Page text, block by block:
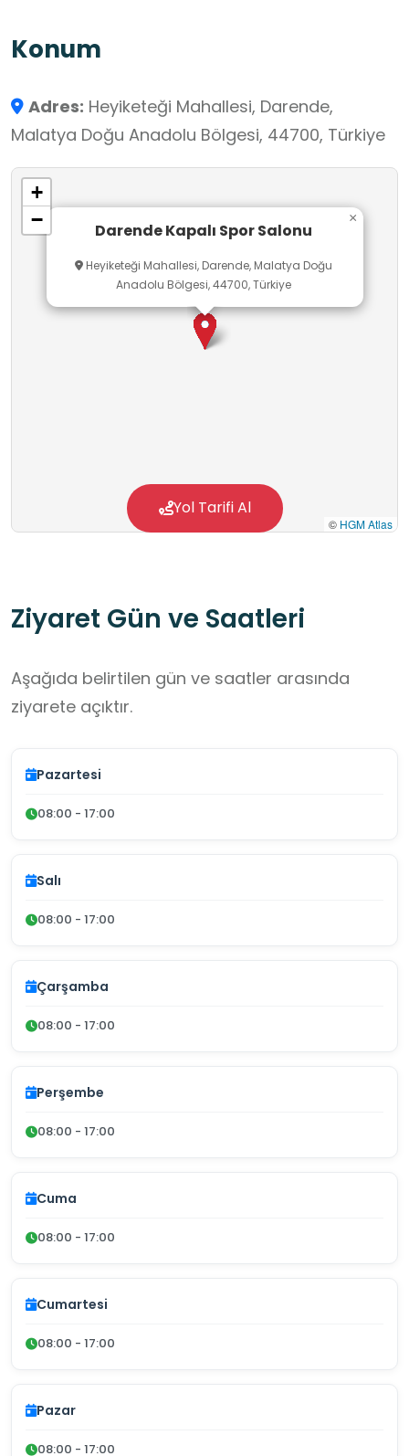
Konum
Adres: Heyiketeği Mahallesi, Darende,
Malatya Doğu Anadolu Bölgesi, 44700, Türkiye
Darende Kapalı Spor Salonu
Heyiketeği Mahallesi, Darende, Malatya Doğu
Anadolu Bölgesi, 44700, Türkiye
×
+
−
© HGM Atlas
Yol Tarifi Al
Ziyaret Gün ve Saatleri
Aşağıda belirtilen gün ve saatler arasında
ziyarete açıktır.
Pazartesi
08:00 - 17:00
Salı
08:00 - 17:00
Çarşamba
08:00 - 17:00
Perşembe
08:00 - 17:00
Cuma
08:00 - 17:00
Cumartesi
08:00 - 17:00
Pazar
08:00 - 17:00